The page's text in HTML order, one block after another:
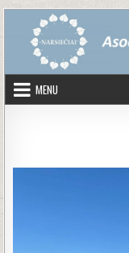
Skip to content
MENU